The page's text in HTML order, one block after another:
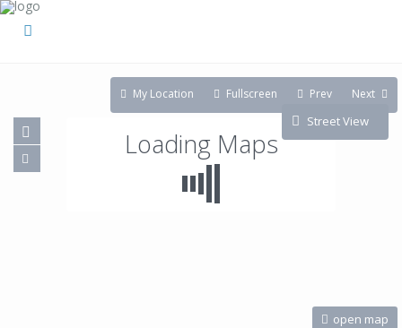
Loading Maps
open map
My Location Fullscreen Prev Next
Street View